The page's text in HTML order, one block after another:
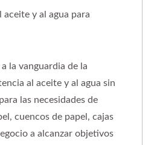
y al agua para
la vanguardia de la
al aceite y al agua sin
las necesidades de
cuencos de papel, cajas
a alcanzar objetivos